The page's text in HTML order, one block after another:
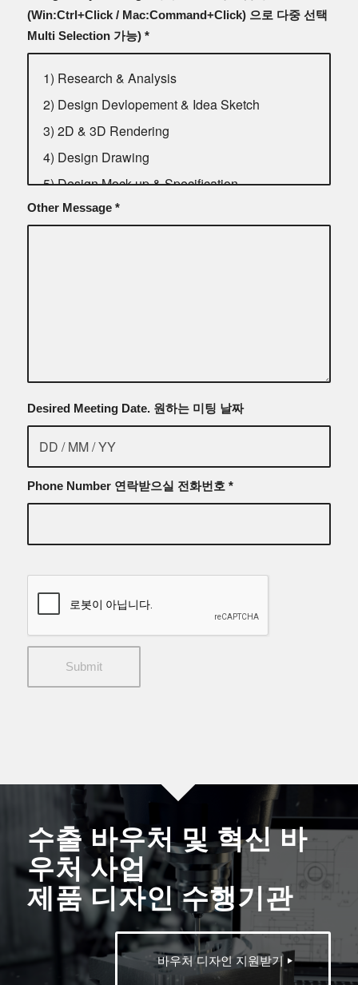
(Win:Ctrl+Click / Mac:Command+Click) 으로 다중 선택
Multi Selection 가능) *
Other Message *
Desired Meeting Date. 원하는 미팅 날짜
Phone Number 연락받으실 전화번호 *
수출 바우처 및 혁신 바
우처 사업
제품 디자인 수행기관
바우처 디자인 지원받기